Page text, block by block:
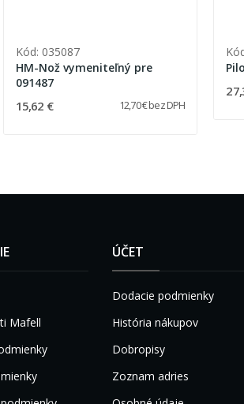
Kód: 035087
HM-Nož vymeniteľný pre
091487
15,62 € 12,70 € bez DPH
Mafell
ÚČET
Dodacie podmienky
História nákupov
Dobropisy
Zoznam adries